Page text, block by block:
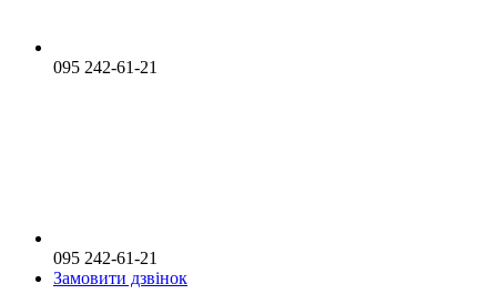
095 242-61-21
095 242-61-21
Замовити дзвінок